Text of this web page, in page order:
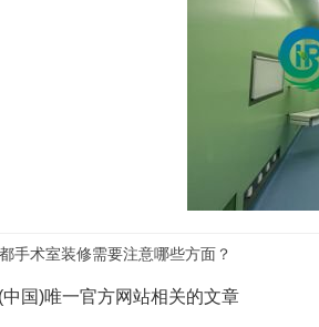
手术室装修需要注意哪些方面？
国)唯一官方网站相关的文章